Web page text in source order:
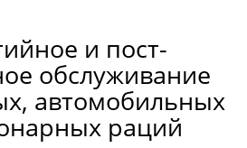
и пост-
обслуживание
автомобильных
раций